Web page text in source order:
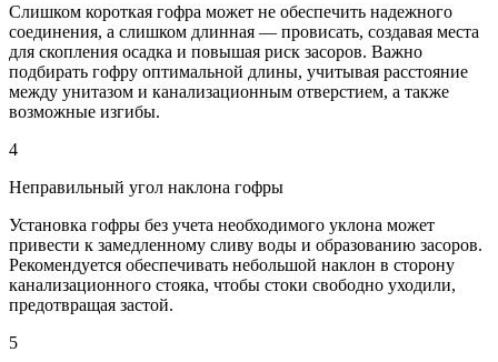
Слишком короткая гофра может не обеспечить надежного
соединения, а слишком длинная — провисать, создавая места
для скопления осадка и повышая риск засоров. Важно
подбирать гофру оптимальной длины, учитывая расстояние
между унитазом и канализационным отверстием, а также
возможные изгибы.
4
Неправильный угол наклона гофры
Установка гофры без учета необходимого уклона может
привести к замедленному сливу воды и образованию засоров.
Рекомендуется обеспечивать небольшой наклон в сторону
канализационного стояка, чтобы стоки свободно уходили,
предотвращая застой.
5